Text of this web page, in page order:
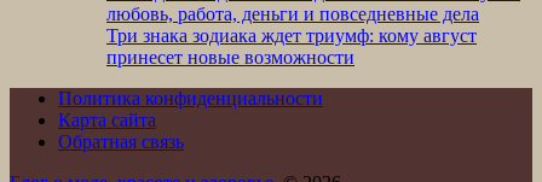
любовь, работа, деньги и повседневные дела
Три знака зодиака ждет триумф: кому август
принесет новые возможности
Политика конфиденциальности
Карта сайта
Обратная связь